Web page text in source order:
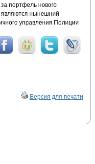
портфель нового
являются нынешний
управления Полиции
Версия для печати